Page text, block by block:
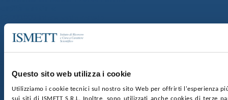
Questo sito web utilizza i cookie
Utilizziamo i cookie tecnici sul nostro sito Web per offrirti l'esperienza
Ufficio Registro delle imprese di Palermo
nr. REA PA-201818 P.I. 04544550827
GARE E CONTRATTIPRIVACYCOOKIE POLICY
CONTATTI